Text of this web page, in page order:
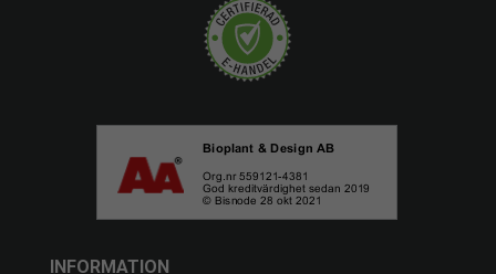
INFORMATION